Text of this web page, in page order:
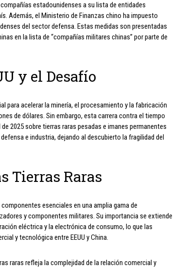
estadounidenses a su lista de entidades
Además, el Ministerio de Finanzas chino ha impuesto
del sector defensa. Estas medidas son presentadas
en la lista de “compañías militares chinas” por parte de
y el Desafío
para acelerar la minería, el procesamiento y la fabricación
de dólares. Sin embargo, esta carrera contra el tiempo
2025 sobre tierras raras pesadas e imanes permanentes
e industria, dejando al descubierto la fragilidad del
Tierras Raras
esenciales en una amplia gama de
y componentes militares. Su importancia se extiende
eléctrica y la electrónica de consumo, lo que las
y tecnológica entre EEUU y China.
raras refleja la complejidad de la relación comercial y